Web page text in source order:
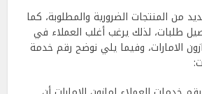
من المنتجات الضرورية والمطلوبة، كما
طلبات، لذلك يرغب أغلب العملاء في
الامارات، وفيما يلي نوضح رقم خدمة